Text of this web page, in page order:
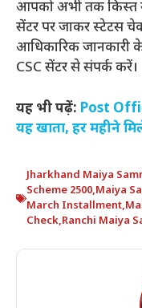
आपको अभी तक किस्त
सेंटर पर जाकर स्टेटस
आधिकारिक जानकारी
CSC सेंटर से संपर्क करें।
यह भी पढ़ें: Post
यह खाता, हर महीने
Jharkhand Maiya
Scheme 2500,Maiya
March Installment,
Check,Ranchi Maiya